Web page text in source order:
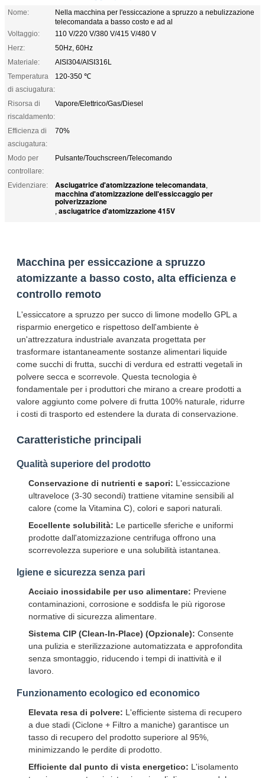
Nome:
Nella macchina per l'essiccazione a spruzzo a nebulizzazione
telecomandata a basso costo e ad al
Voltaggio:
110 V/220 V/380 V/415 V/480 V
Herz:
50Hz, 60Hz
Materiale:
AISI304/AISI316L
Temperatura
di asciugatura:
120-350 ℃
Risorsa di
riscaldamento:
Vapore/Elettrico/Gas/Diesel
Efficienza di
asciugatura:
70%
Modo per
controllare:
Pulsante/Touchscreen/Telecomando
Evidenziare: Asciugatrice d'atomizzazione telecomandata,
macchina d'atomizzazione dell'essiccaggio per
polverizzazione
, asciugatrice d'atomizzazione 415V
Macchina per essiccazione a spruzzo
atomizzante a basso costo, alta efficienza e
controllo remoto
L'essiccatore a spruzzo per succo di limone modello GPL a
risparmio energetico e rispettoso dell'ambiente è
un'attrezzatura industriale avanzata progettata per
trasformare istantaneamente sostanze alimentari liquide
come succhi di frutta, succhi di verdura ed estratti vegetali in
polvere secca e scorrevole. Questa tecnologia è
fondamentale per i produttori che mirano a creare prodotti a
valore aggiunto come polvere di frutta 100% naturale, ridurre
i costi di trasporto ed estendere la durata di conservazione.
Caratteristiche principali
Qualità superiore del prodotto
Conservazione di nutrienti e sapori: L'essiccazione
ultraveloce (3-30 secondi) trattiene vitamine sensibili al
calore (come la Vitamina C), colori e sapori naturali.
Eccellente solubilità: Le particelle sferiche e uniformi
prodotte dall'atomizzazione centrifuga offrono una
scorrevolezza superiore e una solubilità istantanea.
Igiene e sicurezza senza pari
Acciaio inossidabile per uso alimentare: Previene
contaminazioni, corrosione e soddisfa le più rigorose
normative di sicurezza alimentare.
Sistema CIP (Clean-In-Place) (Opzionale): Consente
una pulizia e sterilizzazione automatizzata e approfondita
senza smontaggio, riducendo i tempi di inattività e il
lavoro.
Funzionamento ecologico ed economico
Elevata resa di polvere: L'efficiente sistema di recupero
a due stadi (Ciclone + Filtro a maniche) garantisce un
tasso di recupero del prodotto superiore al 95%,
minimizzando le perdite di prodotto.
Efficiente dal punto di vista energetico: L'isolamento